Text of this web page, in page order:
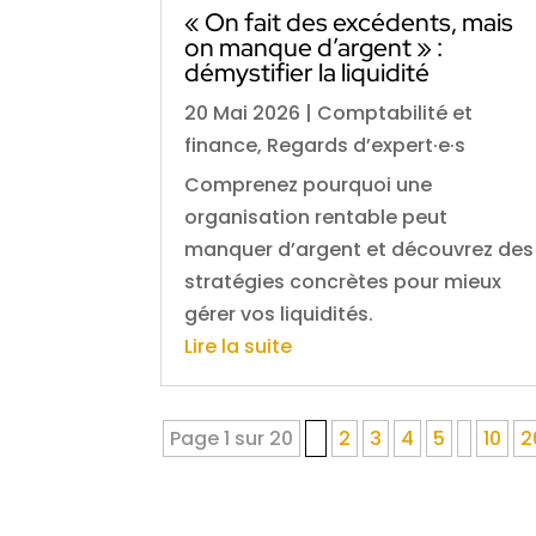
« On fait des excédents, mais
on manque d’argent » :
démystifier la liquidité
20 Mai 2026 | Comptabilité et
finance, Regards d’expert·e·s
Comprenez pourquoi une
organisation rentable peut
manquer d’argent et découvrez des
stratégies concrètes pour mieux
gérer vos liquidités.
Lire la suite
Page 1 sur 20 2 3 4 5 10